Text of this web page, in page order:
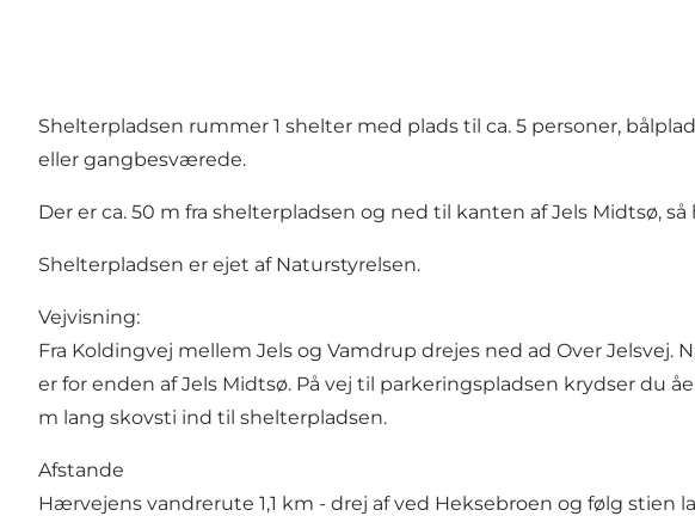
Shelterpladsen rummer 1 shelter med plads til ca. 5 personer,
eller gangbesværede.
Der er ca. 50 m fra shelterpladsen og ned til kanten af Jels Midtsø,
Shelterpladsen er ejet af Naturstyrelsen.
Vejvisning:
Fra Koldingvej mellem Jels og Vamdrup drejes ned ad Over Jelsvej.
er for enden af Jels Midtsø. På vej til parkeringspladsen krydser du
m lang skovsti ind til shelterpladsen.
Afstande
Hærvejens vandrerute 1,1 km - drej af ved Heksebroen og følg stien